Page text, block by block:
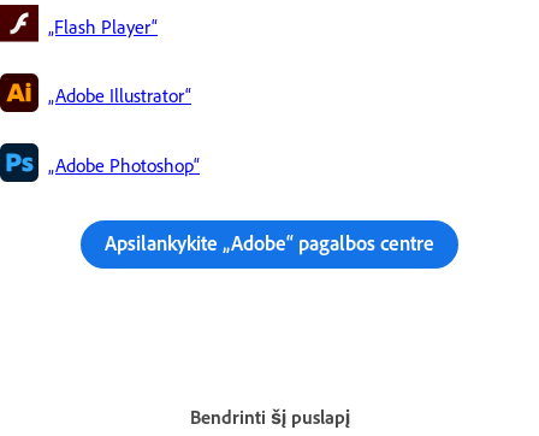
„Flash Player“
„Adobe Illustrator“
„Adobe Photoshop“
Apsilankykite „Adobe“ pagalbos centre
Bendrinti šį puslapį